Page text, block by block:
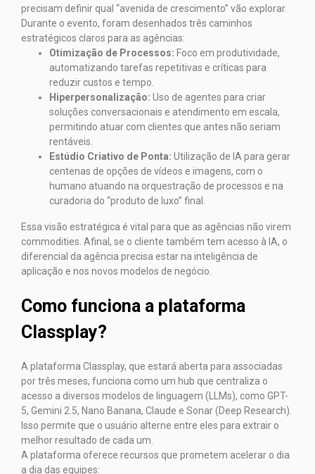
precisam definir qual “avenida de crescimento” vão explorar.
Durante o evento, foram desenhados três caminhos
estratégicos claros para as agências:
Otimização de Processos: Foco em produtividade,
automatizando tarefas repetitivas e críticas para
reduzir custos e tempo.
Hiperpersonalização: Uso de agentes para criar
soluções conversacionais e atendimento em escala,
permitindo atuar com clientes que antes não seriam
rentáveis.
Estúdio Criativo de Ponta: Utilização de IA para gerar
centenas de opções de vídeos e imagens, com o
humano atuando na orquestração de processos e na
curadoria do “produto de luxo” final.
Essa visão estratégica é vital para que as agências não virem
commodities. Afinal, se o cliente também tem acesso à IA, o
diferencial da agência precisa estar na inteligência de
aplicação e nos novos modelos de negócio.
Como funciona a plataforma
Classplay?
A plataforma Classplay, que estará aberta para associadas
por três meses, funciona como um hub que centraliza o
acesso a diversos modelos de linguagem (LLMs), como GPT-
5, Gemini 2.5, Nano Banana, Claude e Sonar (Deep Research).
Isso permite que o usuário alterne entre eles para extrair o
melhor resultado de cada um.
A plataforma oferece recursos que prometem acelerar o dia
a dia das equipes: